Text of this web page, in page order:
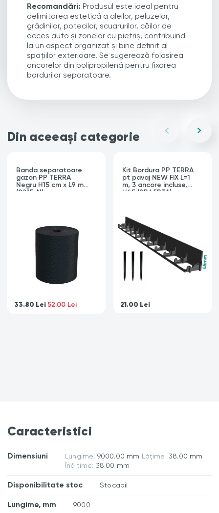
Recomandări: Produsul este ideal pentru
delimitarea estetică a aleilor, peluzelor,
grădinilor, potecilor, scuarurilor, căilor de
acces auto și zonelor cu pietriș, contribuind
la un aspect organizat și bine definit al
spațiilor exterioare. Se sugerează folosirea
ancorelor din polipropilenă pentru fixarea
bordurilor separatoare.
Din aceeași categorie
Banda separatoare
gazon PP TERRA
Negru H15 cm x L9 m
(8215-N)
33.80 Lei52.00 Lei
Kit Bordura PP TERRA
pt pavaj NEW FIX L=1
m, 3 ancore incluse,
H45 (SB45B3A)
21.00 Lei
Caracteristici
Dimensiuni Lungime: 9000.00 mm Lățime: 38.00 mm
Înăltime: 38.00 mm
Disponibilitate stoc Stocabil
Lungime, mm 9000